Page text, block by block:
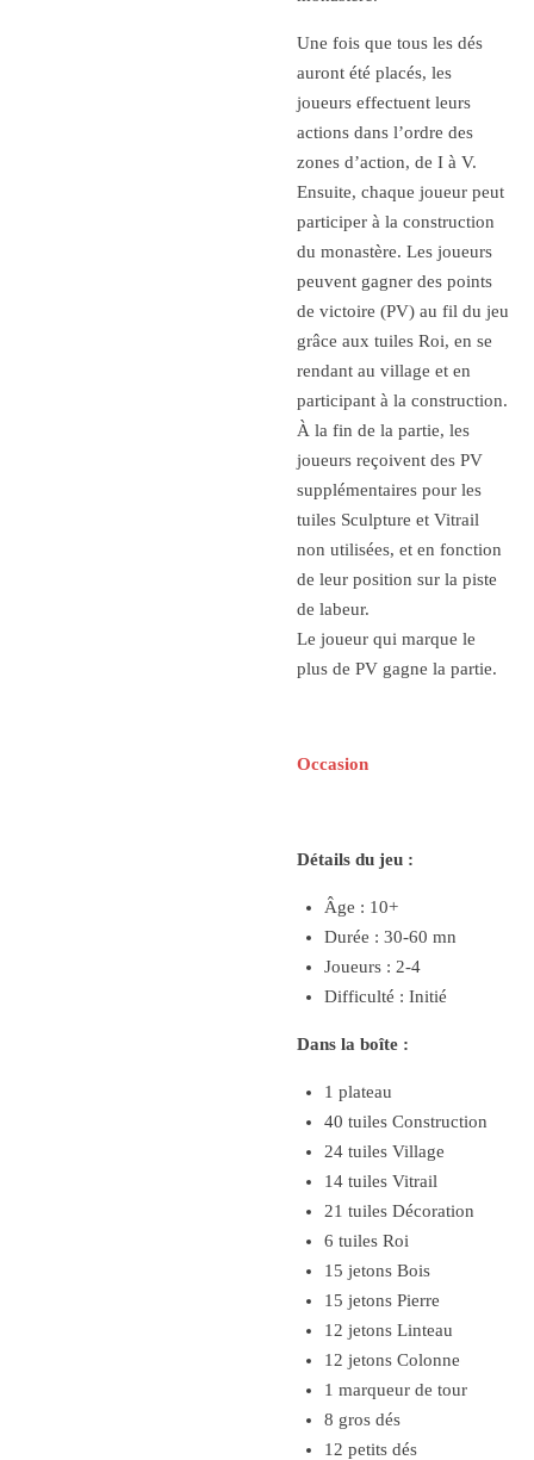
Une fois que tous les dés
auront été placés, les
joueurs effectuent leurs
actions dans l’ordre des
zones d’action, de I à V.
Ensuite, chaque joueur peut
participer à la construction
du monastère. Les joueurs
peuvent gagner des points
de victoire (PV) au fil du jeu
grâce aux tuiles Roi, en se
rendant au village et en
participant à la construction.
À la fin de la partie, les
joueurs reçoivent des PV
supplémentaires pour les
tuiles Sculpture et Vitrail
non utilisées, et en fonction
de leur position sur la piste
de labeur.
Le joueur qui marque le
plus de PV gagne la partie.
Occasion
Détails du jeu :
Âge : 10+
Durée : 30-60 mn
Joueurs : 2-4
Difficulté : Initié
Dans la boîte :
1 plateau
40 tuiles Construction
24 tuiles Village
14 tuiles Vitrail
21 tuiles Décoration
6 tuiles Roi
15 jetons Bois
15 jetons Pierre
12 jetons Linteau
12 jetons Colonne
1 marqueur de tour
8 gros dés
12 petits dés